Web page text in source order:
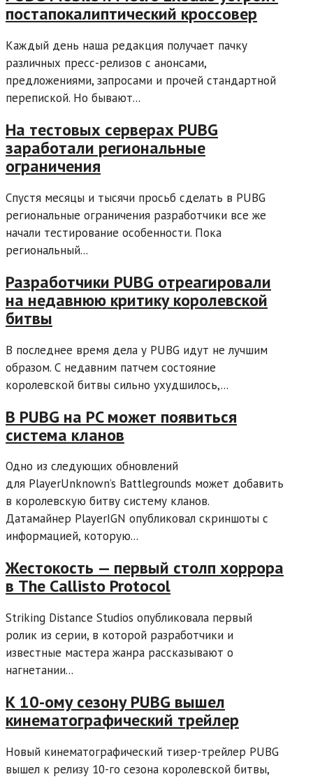
постапокалиптический кроссовер
Каждый день наша редакция получает пачку
различных пресс-релизов с анонсами,
предложениями, запросами и прочей стандартной
перепиской. Но бывают...
На тестовых серверах PUBG
заработали региональные
ограничения
Спустя месяцы и тысячи просьб сделать в PUBG
региональные ограничения разработчики все же
начали тестирование особенности. Пока
региональный...
Разработчики PUBG отреагировали
на недавнюю критику королевской
битвы
В последнее время дела у PUBG идут не лучшим
образом. С недавним патчем состояние
королевской битвы сильно ухудшилось,...
В PUBG на PC может появиться
система кланов
Одно из следующих обновлений
для PlayerUnknown’s Battlegrounds может добавить
в королевскую битву систему кланов.
Датамайнер PlayerIGN опубликовал скриншоты с
информацией, которую...
Жестокость — первый столп хоррора
в The Callisto Protocol
Striking Distance Studios опубликовала первый
ролик из серии, в которой разработчики и
известные мастера жанра рассказывают о
нагнетании...
К 10-ому сезону PUBG вышел
кинематографический трейлер
Новый кинематографический тизер-трейлер PUBG
вышел к релизу 10-го сезона королевской битвы,